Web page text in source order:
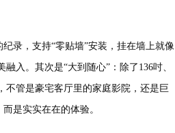
录，支持“零贴墙”安装，挂在墙上就像
入。其次是“大到随心”：除了136吋、
管是豪宅客厅里的家庭影院，还是巨
是实实在在的体验。